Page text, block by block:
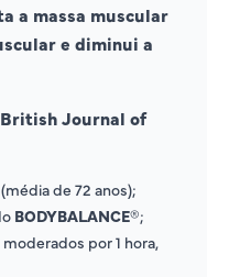
a massa muscular
e diminui a
British Journal of
de 72 anos);
BODYBALANCE®;
por 1 hora,